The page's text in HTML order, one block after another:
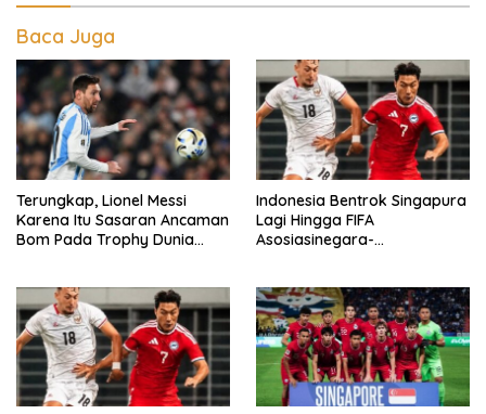
Baca Juga
Terungkap, Lionel Messi
Karena Itu Sasaran Ancaman
Bom Pada Trophy Dunia
Indonesia Bentrok Singapura
Lagi Hingga FIFA
Asosiasinegara-